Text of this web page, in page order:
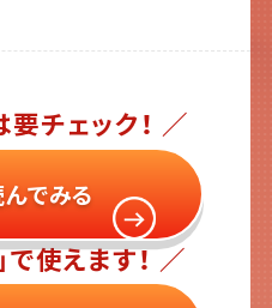
チェック！ ／
でみる
で使えます！ ／